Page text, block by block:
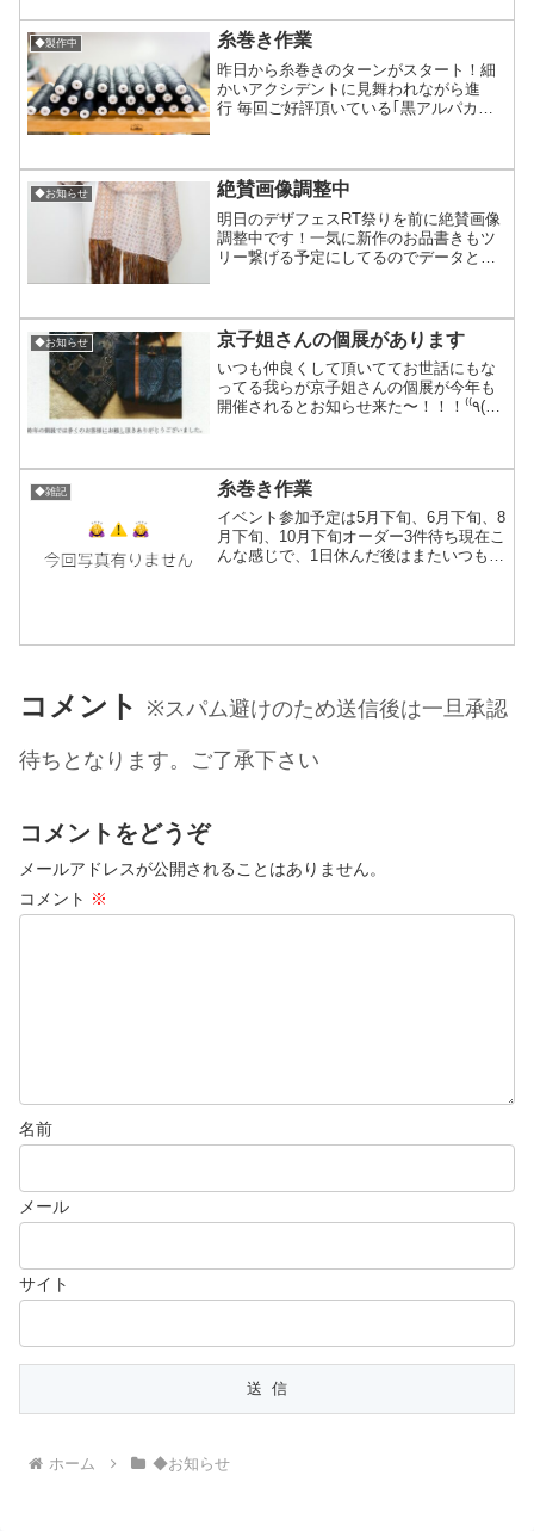
を1−2にまとめ直したりよく使う糸、使
わない糸の拠り...
◆製作中 糸巻き作業
昨日から糸巻きのターンがスタート！細
かいアクシデントに見舞われながら進
行 毎回ご好評頂いている｢黒アルパカ
合計24本織るべく準備段階に入りまし
た 縦糸は既に整経済み...
◆お知らせ 絶賛画像調整中
明日のデザフェスRT祭りを前に絶賛画像
調整中です！一気に新作のお品書きもツ
リー繋げる予定にしてるのでデータと画
だけどあれこれ作業に追われてたら時間
が経つのが早い…今夜中に...
◆お知らせ 京子姐さんの個展があります
いつも仲良くして頂いててお世話にもな
ってる我らが京子姐さんの個展が今年も
開催されるとお知らせ来た〜！！！‎⁽⁽٩(๑˃̶͈̀
バッグやスカート等にリメ...
◆雑記 糸巻き作業
イベント参加予定は5月下旬、6月下旬、8
月下旬、10月下旬オーダー3件待ち現在こ
んな感じで、1日休んだ後はまたいつもの
コメント ※スパム避けのため送信後は一旦承認
待ちとなります。ご了承下さい
コメントをどうぞ
メールアドレスが公開されることはありません。
コメント ※
名前
メール
サイト
ホーム ◆お知らせ